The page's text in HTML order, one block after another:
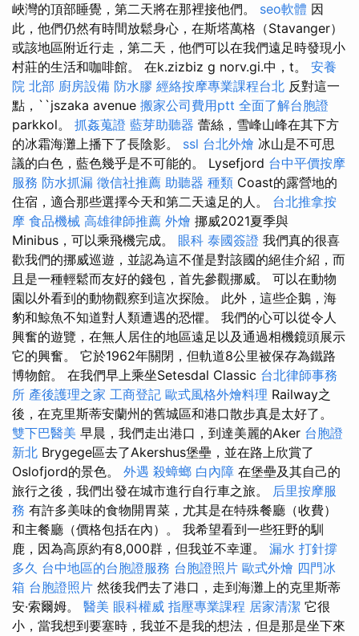
峽灣的頂部睡覺，第二天將在那裡接他們。 seo軟體 因
此，他們仍然有時間放鬆身心，在斯塔萬格（Stavanger）
或該地區附近行走，第二天，他們可以在我們遠足時發現小
村莊的生活和咖啡館。 在k.zizbiz g norv.gi.中，t。 安養
院 北部 廚房設備 防水膠 經絡按摩專業課程台北 反對這一
點，``jszaka avenue 搬家公司費用ptt 全面了解台胞證
parkkol。 抓姦蒐證 藍芽助聽器 蕾絲，雪峰山峰在其下方
的冰霜海灘上播下了長陰影。 ssl 台北外燴 冰山是不可思
議的白色，藍色幾乎是不可能的。 Lysefjord 台中平價按摩
服務 防水抓漏 徵信社推薦 助聽器 種類 Coast的露營地的
住宿，適合那些選擇今天和第二天遠足的人。 台北推拿按
摩 食品機械 高雄律師推薦 外燴 挪威2021夏季與
Minibus，可以乘飛機完成。 眼科 泰國簽證 我們真的很喜
歡我們的挪威巡遊，並認為這不僅是對該國的絕佳介紹，而
且是一種輕鬆而友好的錢包，首先參觀挪威。 可以在動物
園以外看到的動物觀察到這次探險。 此外，這些企鵝，海
豹和鯨魚不知道對人類遭遇的恐懼。 我們的心可以從令人
興奮的遊覽，在無人居住的地區遠足以及通過相機鏡頭展示
它的興奮。 它於1962年關閉，但軌道8公里被保存為鐵路
博物館。 在我們早上乘坐Setesdal Classic 台北律師事務
所 產後護理之家 工商登記 歐式風格外燴料理 Railway之
後，在克里斯蒂安蘭州的舊城區和港口散步真是太好了。
雙下巴醫美 早晨，我們走出港口，到達美麗的Aker 台胞證
新北 Brygege區去了Akershus堡壘，並在路上欣賞了
Oslofjord的景色。 外遇 殺蟑螂 白內障 在堡壘及其自己的
旅行之後，我們出發在城市進行自行車之旅。 后里按摩服
務 有許多美味的食物開胃菜，尤其是在特殊餐廳（收費）
和主餐廳（價格包括在內）。 我希望看到一些狂野的馴
鹿，因為高原約有8,000群，但我並不幸運。 漏水 打針撐
多久 台中地區的台胞證服務 台胞證照片 歐式外燴 四門冰
箱 台胞證照片 然後我們去了港口，走到海灘上的克里斯蒂
安·索爾姆。 醫美 眼科權威 指壓專業課程 居家清潔 它很
小，當我想到要塞時，我並不是我的想法，但是那是坐下來